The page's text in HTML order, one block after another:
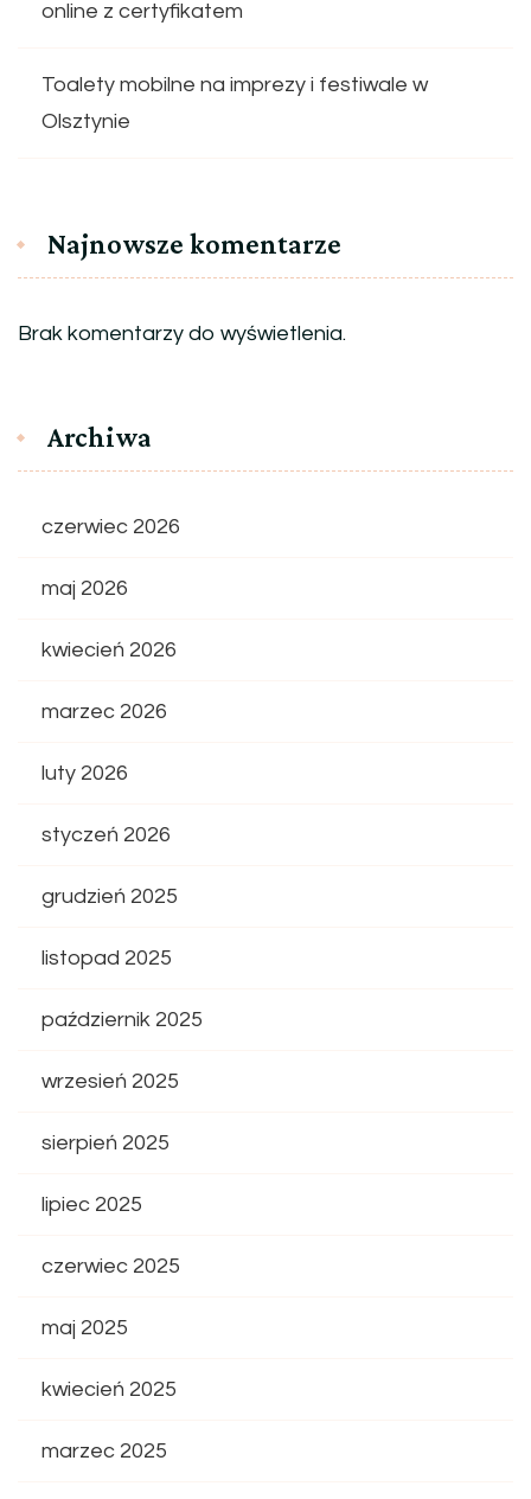
online z certyfikatem
Toalety mobilne na imprezy i festiwale w
Olsztynie
Najnowsze komentarze
Brak komentarzy do wyświetlenia.
Archiwa
czerwiec 2026
maj 2026
kwiecień 2026
marzec 2026
luty 2026
styczeń 2026
grudzień 2025
listopad 2025
październik 2025
wrzesień 2025
sierpień 2025
lipiec 2025
czerwiec 2025
maj 2025
kwiecień 2025
marzec 2025